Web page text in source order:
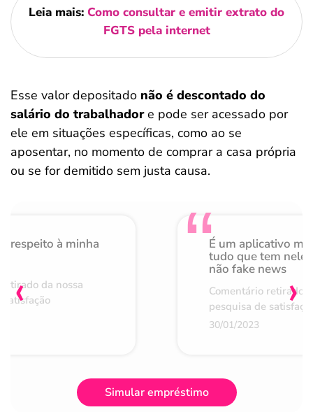
Leia mais: Como consultar e emitir extrato do
FGTS pela internet
Esse valor depositado não é descontado do
salário do trabalhadore pode ser acessado por
ele em situações específicas, como ao se
aposentar, no momento de comprar a casa própria
ou se for demitido sem justa causa.
respeito à minha
da nossa
É um aplicativo
tudo que tem nele
não fake news
Comentário retirado
pesquisa de
30/01/2023
‹ ›
Simular empréstimo